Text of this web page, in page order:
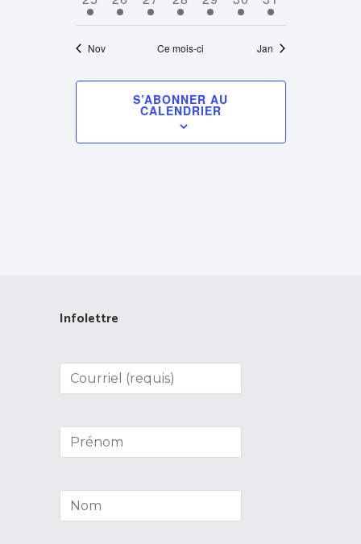
évènements
évènements
évènements
évènements
évènements
évènements
évènements
Nov Ce mois-ci Jan
S’ABONNER AU
CALENDRIER
Infolettre